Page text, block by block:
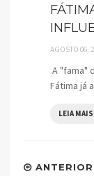
AGOSTO 06,
A "fama"
Fátima já
LEIA MAIS
ANTERIOR